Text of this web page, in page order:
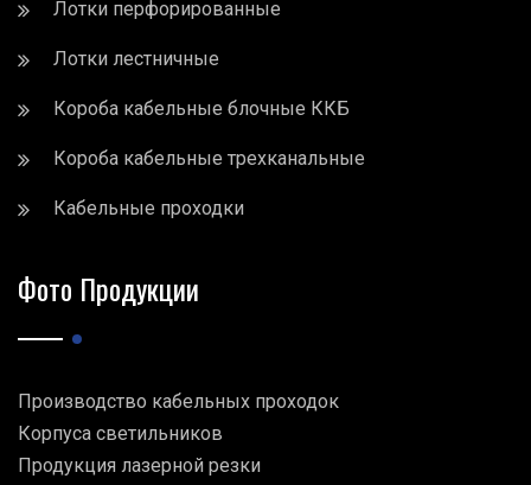
Лотки перфорированные
Лотки лестничные
Короба кабельные блочные ККБ
Короба кабельные трехканальные
Кабельные проходки
Фото Продукции
Производство кабельных проходок
Корпуса светильников
Продукция лазерной резки